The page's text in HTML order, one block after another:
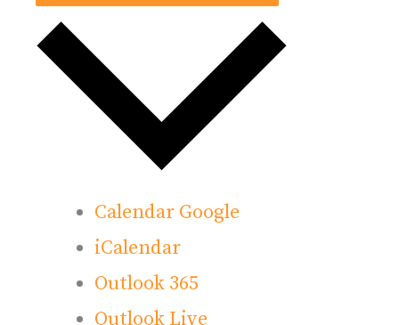
Calendar Google
iCalendar
Outlook 365
Outlook Live